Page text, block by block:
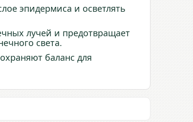
эпидермиса и осветлять
лучей и предотвращает
света.
баланс для